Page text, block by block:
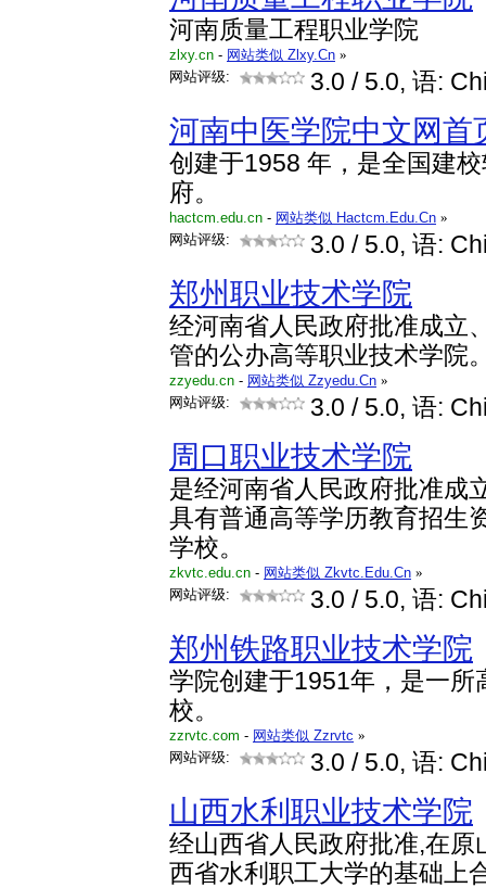
河南质量工程职业学院
zlxy.cn - 网站类似 Zlxy.Cn »
网站评级:
3.0 / 5.0, 语:
河南中医学院中文网首
创建于1958 年，是全国建
府。
hactcm.edu.cn - 网站类似 Hactcm.Edu.Cn »
网站评级:
3.0 / 5.0, 语:
郑州职业技术学院
经河南省人民政府批准成立
管的公办高等职业技术学院
zzyedu.cn - 网站类似 Zzyedu.Cn »
网站评级:
3.0 / 5.0, 语:
周口职业技术学院
是经河南省人民政府批准成
具有普通高等学历教育招生
学校。
zkvtc.edu.cn - 网站类似 Zkvtc.Edu.Cn »
网站评级:
3.0 / 5.0, 语:
郑州铁路职业技术学院
学院创建于1951年，是一所
校。
zzrvtc.com - 网站类似 Zzrvtc »
网站评级:
3.0 / 5.0, 语:
山西水利职业技术学院
经山西省人民政府批准,在原
西省水利职工大学的基础上